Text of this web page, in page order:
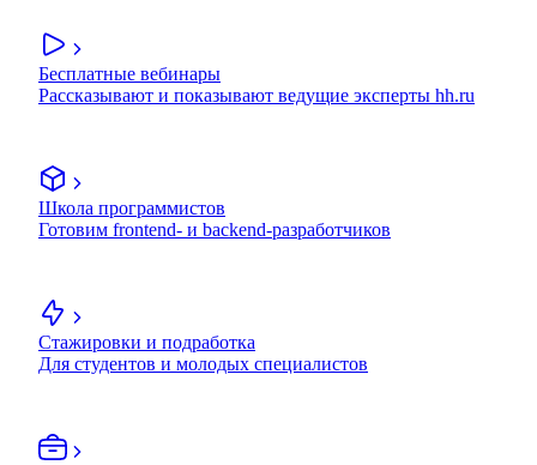
Бесплатные вебинары
Рассказывают и показывают ведущие эксперты hh.ru
Школа программистов
Готовим frontend- и backend-разработчиков
Стажировки и подработка
Для студентов и молодых специалистов